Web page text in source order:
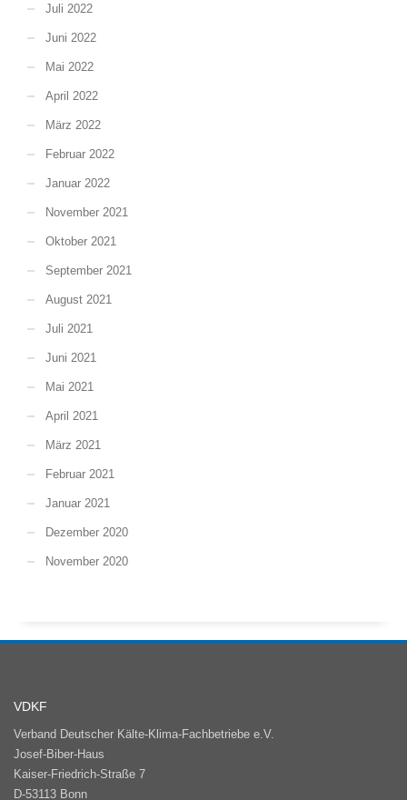
Juli 2022
Juni 2022
Mai 2022
April 2022
März 2022
Februar 2022
Januar 2022
November 2021
Oktober 2021
September 2021
August 2021
Juli 2021
Juni 2021
Mai 2021
April 2021
März 2021
Februar 2021
Januar 2021
Dezember 2020
November 2020
VDKF
Verband Deutscher Kälte-Klima-Fachbetriebe e.V.
Josef-Biber-Haus
Kaiser-Friedrich-Straße 7
D-53113 Bonn